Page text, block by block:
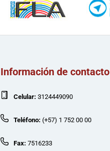
Información de contacto
Celular: 3124449090
Teléfono: (+57) 1 752 00 00
Fax: 7516233